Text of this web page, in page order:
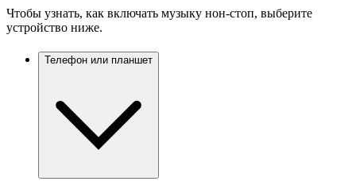
Чтобы узнать, как включать музыку нон-стоп, выберите
устройство ниже.
Телефон или планшет